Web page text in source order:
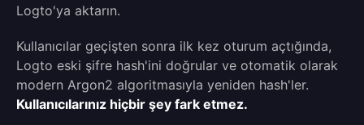
Logto'ya aktarın.
Kullanıcılar geçişten sonra ilk kez oturum açtığında,
Logto eski şifre hash'ini doğrular ve otomatik olarak
modern Argon2 algoritmasıyla yeniden hash'ler.
Kullanıcılarınız hiçbir şey fark etmez.